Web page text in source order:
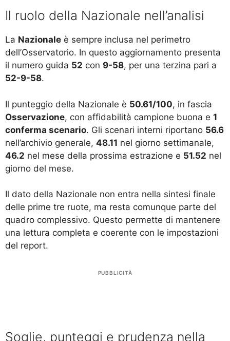
Il ruolo della Nazionale nell’analisi
La Nazionale è sempre inclusa nel perimetro
dell’Osservatorio. In questo aggiornamento presenta
il numero guida 52 con 9-58, per una terzina pari a
52-9-58.
Il punteggio della Nazionale è 50.61/100, in fascia
Osservazione, con affidabilità campione buona e 1
conferma scenario. Gli scenari interni riportano 56.6
nell’archivio generale, 48.11 nel giorno settimanale,
46.2 nel mese della prossima estrazione e 51.52 nel
giorno del mese.
Il dato della Nazionale non entra nella sintesi finale
delle prime tre ruote, ma resta comunque parte del
quadro complessivo. Questo permette di mantenere
una lettura completa e coerente con le impostazioni
del report.
PUBBLICITÀ
Soglie, punteggi e prudenza nella